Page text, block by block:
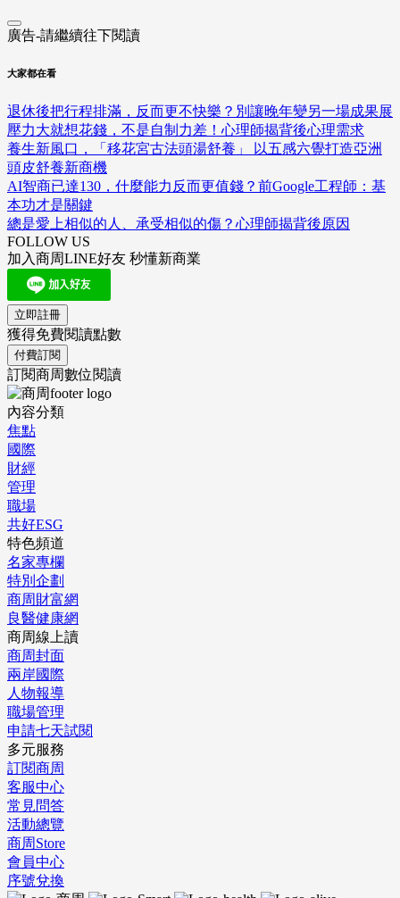
廣告-請繼續往下閱讀
大家都在看
退休後把行程排滿，反而更不快樂？別讓晚年變另一場成果展
壓力大就想花錢，不是自制力差！心理師揭背後心理需求
養生新風口，「移花宮古法頭湯舒養」 以五感六覺打造亞洲
頭皮舒養新商機
AI智商已達130，什麼能力反而更值錢？前Google工程師：基
本功才是關鍵
總是愛上相似的人、承受相似的傷？心理師揭背後原因
FOLLOW US
加入商周LINE好友 秒懂新商業
立即註冊
獲得免費閱讀點數
付費訂閱
訂閱商周數位閱讀
內容分類
焦點
國際
財經
管理
職場
共好ESG
特色頻道
名家專欄
特別企劃
商周財富網
良醫健康網
商周線上讀
商周封面
兩岸國際
人物報導
職場管理
申請七天試閱
多元服務
訂閱商周
客服中心
常見問答
活動總覽
商周Store
會員中心
序號兌換